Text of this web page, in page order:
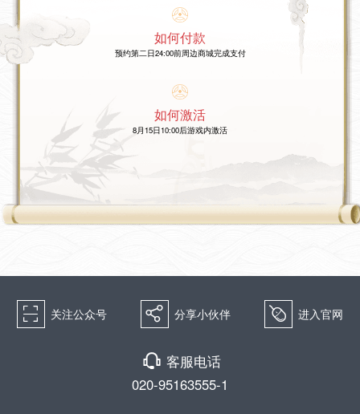
如何付款
预约第二日24:00前周边商城完成支付
如何激活
8月15日10:00后游戏内激活
򰀁 关注公众号 򰀂 分享小伙伴 򰀄 进入官网
򰀃 客服电话
020-95163555-1